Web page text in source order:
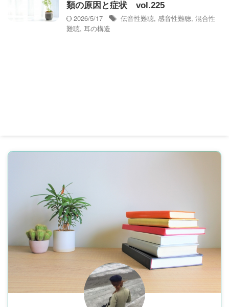
類の原因と症状 vol.225
2026/5/17
伝音性難聴, 感音性難聴, 混合性
難聴, 耳の構造